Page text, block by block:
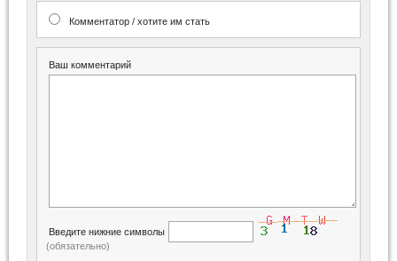
Комментатор / хотите им стать
Ваш комментарий
Введите нижние символы
(обязательно)